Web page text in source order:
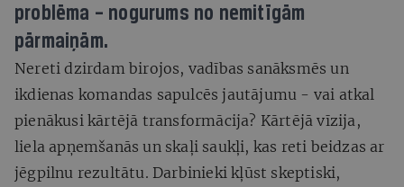
problēma – nogurums no nemitīgām
pārmaiņām.
Nereti dzirdam birojos, vadības sanāksmēs un
ikdienas komandas sapulcēs jautājumu - vai atkal
pienākusi kārtējā transformācija? Kārtējā vīzija,
liela apņemšanās un skaļi saukļi, kas reti beidzas ar
jēgpilnu rezultātu. Darbinieki kļūst skeptiski,